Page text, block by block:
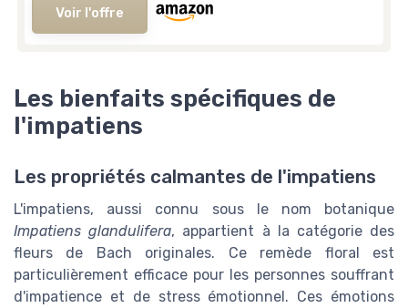
Voir l'offre
Les bienfaits spécifiques de
l'impatiens
Les propriétés calmantes de l'impatiens
L'impatiens, aussi connu sous le nom botanique
Impatiens glandulifera, appartient à la catégorie des
fleurs de Bach originales. Ce remède floral est
particulièrement efficace pour les personnes souffrant
d'impatience et de stress émotionnel. Ces émotions